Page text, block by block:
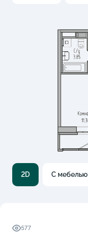
2D С мебелью
577